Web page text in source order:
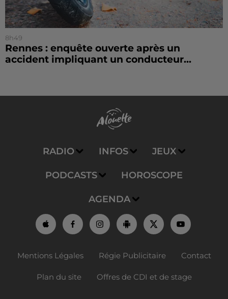
8h49
Rennes : enquête ouverte après un
accident impliquant un conducteur...
RADIO INFOS JEUX
PODCASTS HOROSCOPE
AGENDA
Mentions Légales Régie Publicitaire Contact
Plan du site Offres de CDI et de stage